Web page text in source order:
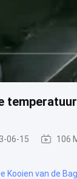
06-15 106
Kooien van de